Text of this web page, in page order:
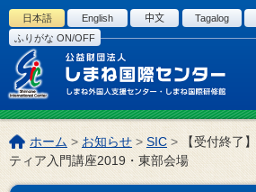
このページの本文へ
日本語 English 中文 Tagalog
ふりがな ON/OFF
こ
の
ペ
ホーム > お知らせ > SIC >【受付終了
ティア入門講座2019・東部会場